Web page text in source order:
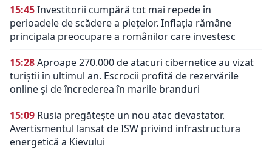
15:45Investitorii cumpără tot mai repede în
perioadele de scădere a piețelor. Inflația rămâne
principala preocupare a românilor care investesc
15:28Aproape 270.000 de atacuri cibernetice au vizat
turiștii în ultimul an. Escrocii profită de rezervările
online și de încrederea în marile branduri
15:09 Rusia pregătește un nou atac devastator.
Avertismentul lansat de ISW privind infrastructura
energetică a Kievului